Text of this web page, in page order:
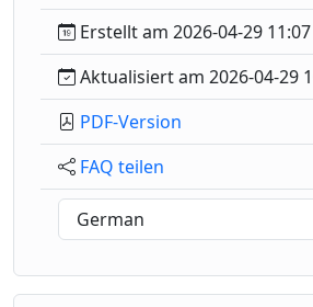
Erstellt am 2026-04-29 11:07
Aktualisiert am 2026-04-29
PDF-Version
FAQ teilen